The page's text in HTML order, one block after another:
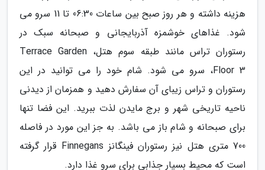
هزینه داشته و هر روز صبح بین ساعات 06:30 تا 11 سرو می
شود. غذاهای خوشمزه آذربایجانی و صبحانه سبک در
رستوران تراس مانند طبقه سوم هتل، Terrace Garden
Floor 3، سرو می شود. شام خود را می توانید در این
رستوران و تراس زیبای آن سفارش دهید و همزمان از دیدنی
ناحیه تاریخی شهر و برج مایدن لذت ببرید. این فضا تنها
برای صبحانه و شام باز می باشد. به جز این مورد در فاصله
700 متری هتل نیز رستوران فینگانز Finnegans قرار گرفته
است که محیط بسیار جذابی برای سرو غذا دارد.